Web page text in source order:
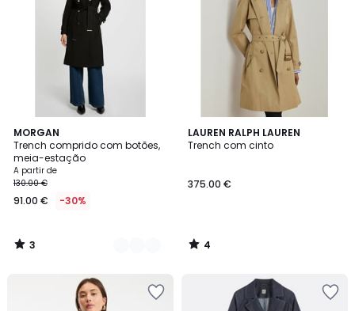
MORGAN
Trench comprido com botões,
meia-estação
A partir de
130.00 €
91.00 € -30%
3
/
5
2
Cores
3
/
LAUREN RALPH LAUREN
Trench com cinto
375.00 €
4
/
4
/